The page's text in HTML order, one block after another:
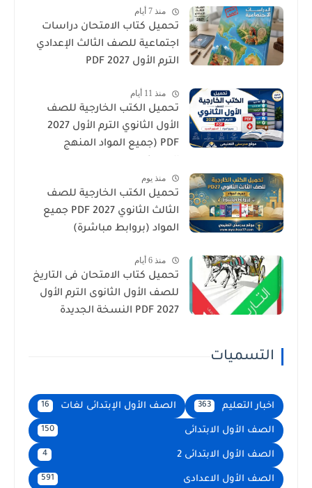
منذ 7 أيام
تحميل كتاب الامتحان دراسات
اجتماعية للصف الثالث الإعدادي
الترم الأول 2027 PDF
منذ 11 أيام
تحميل الكتب الخارجية للصف
الأول الثانوي الترم الأول 2027
PDF (جميع المواد المنهج
منذ يوم
تحميل الكتب الخارجية للصف
الثالث الثانوي 2027 PDF جميع
المواد (بروابط مباشرة)
منذ 6 أيام
تحميل كتاب الامتحان فى التاريخ
للصف الأول الثانوى الترم الأول
2027 PDF النسخة الجديدة
التسميات
اخبار التعليم 363 الصف الأول الإبتدائى لغات 16
الصف الأول الابتدائى 150
الصف الأول الابتدائى 2 4
الصف الأول الاعدادى 591